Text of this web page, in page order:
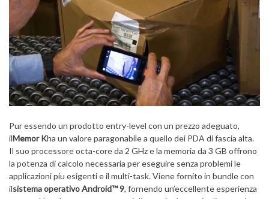
Pur essendo un prodotto entry-level con un prezzo adeguato,
ilMemor Kha un valore paragonabile a quello dei PDA di fascia alta.
Il suo processore octa-core da 2 GHz e la memoria da 3 GB offrono
la potenza di calcolo necessaria per eseguire senza problemi le
applicazioni piu esigenti e il multi-task. Viene fornito in bundle con
ilsistema operativo Android™ 9, fornendo un’eccellente esperienza